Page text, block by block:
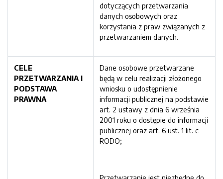
dotyczących przetwarzania
danych osobowych oraz
korzystania z praw związanych z
przetwarzaniem danych.
CELE
PRZETWARZANIA I
PODSTAWA
PRAWNA
Dane osobowe przetwarzane
będą w celu realizacji złożonego
wniosku o udostępnienie
informacji publicznej na podstawie
art. 2 ustawy z dnia 6 września
2001 roku o dostępie do informacji
publicznej oraz art. 6 ust. 1 lit. c
RODO;